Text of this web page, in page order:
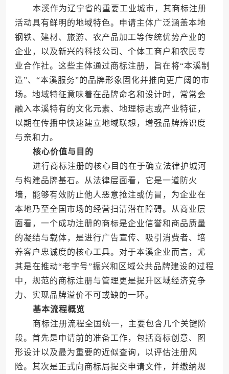
本溪作为辽宁省的重要工业城市，其商标注册
活动具有鲜明的地域特色。申请主体广泛涵盖本地
钢铁、建材、旅游、农产品加工等传统优势产业的
企业，以及新兴的科技公司、个体工商户和农民专
业合作社。这些主体通过商标注册，旨在将“本溪制
造”、“本溪服务”的品牌形象固化并推向更广阔的市
场。地域特征意味着在品牌命名和设计时，常常会
融入本溪特有的文化元素、地理标志或产业特征，
以期在传播中快速建立地域联想，增强品牌辨识度
与亲和力。
核心价值与目的
进行商标注册的核心目的在于确立法律护城河
与构建品牌基石。从法律层面看，它是一道防火
墙，能够有效防止他人恶意抢注或仿冒，为企业在
本地乃至全国市场的经营扫清潜在障碍。从商业层
面看，一个成功注册的商标是企业信誉和商品质量
的凝结与载体，是进行广告宣传、吸引消费者、培
养客户忠诚度的核心工具。对于本溪企业而言，尤
其是在推动“老字号”振兴和区域公共品牌建设的过程
中，规范的商标注册与管理更是提升区域经济竞争
力、实现品牌溢价不可或缺的一环。
基本流程概览
商标注册流程全国统一，主要包含几个关键阶
段。首先是申请前的准备工作，包括商标创意、图
形设计以及最为重要的近似查询，以评估注册风
险。其次是正式向商标局提交申请文件，并缴纳规